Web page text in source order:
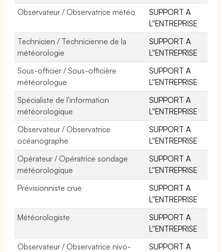
Observateur / Observatrice météo
SUPPORT A
L''ENTREPRISE
Technicien / Technicienne de la
météorologie
SUPPORT A
L''ENTREPRISE
Sous-officier / Sous-officière
météorologue
SUPPORT A
L''ENTREPRISE
Spécialiste de l'information
météorologique
SUPPORT A
L''ENTREPRISE
Observateur / Observatrice
océanographe
SUPPORT A
L''ENTREPRISE
Opérateur / Opératrice sondage
météorologique
SUPPORT A
L''ENTREPRISE
Prévisionniste crue
SUPPORT A
L''ENTREPRISE
Météorologiste
SUPPORT A
L''ENTREPRISE
Observateur / Observatrice nivo-
SUPPORT A